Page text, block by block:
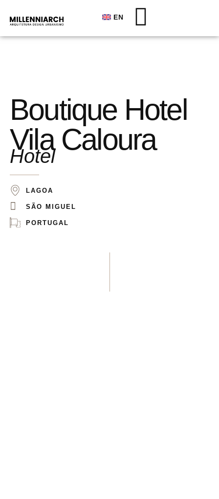
EN
Boutique Hotel
Vila Caloura
Hotel
LAGOA
SÃO MIGUEL
PORTUGAL